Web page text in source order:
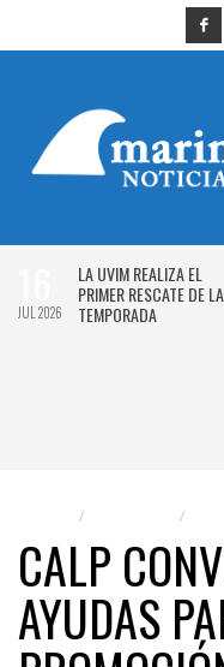
JUL 2026
LA UVIM REALIZA EL
PRIMER RESCATE DE LA
TEMPORADA
CALP
AYUDAS